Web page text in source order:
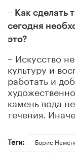
– Как сделать
сегодня
это?
– Искусство
культуру и
работать и
камень вода
течения.
Теги: Борис